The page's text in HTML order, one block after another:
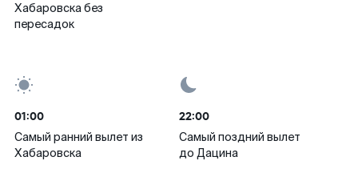
Хабаровска без
пересадок
01:00
Самый ранний вылет из
Хабаровска
22:00
Самый поздний вылет
до Дацина